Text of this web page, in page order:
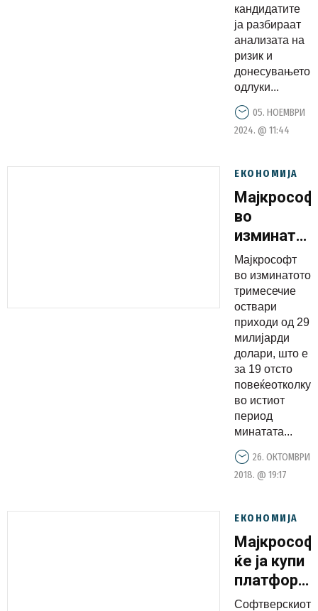
кандидатите
ја разбираат
анализата на
ризик и
донесувањето
одлуки...
05. НОЕМВРИ
2024. @ 11:44
ЕКОНОМИЈА
во
остварил
приходи
од 29
милијарди
долари
Мајкрософт
во изминатото
тримесечие
оствари
приходи од 29
милијарди
долари, што е
за 19 отсто
повеќеотколку
во истиот
период
минатата...
26. ОКТОМВРИ
2018. @ 19:17
ЕКОНОМИЈА
ќе ја купи
ГитХаб
Софтверскиот